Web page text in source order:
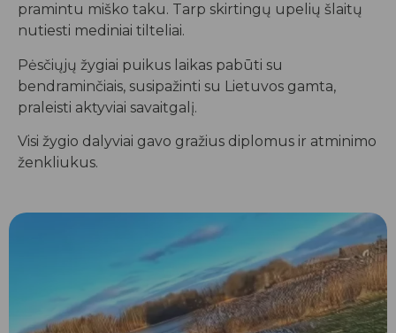
pramintu miško taku. Tarp skirtingų upelių šlaitų
nutiesti mediniai tilteliai.
Pėsčiųjų žygiai puikus laikas pabūti su
bendraminčiais, susipažinti su Lietuvos gamta,
praleisti aktyviai savaitgalį.
Visi žygio dalyviai gavo gražius diplomus ir atminimo
ženkliukus.